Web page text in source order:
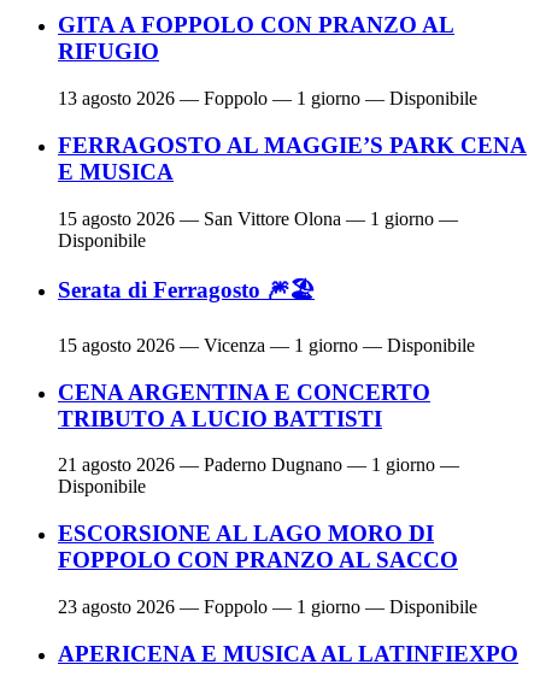
GITA A FOPPOLO CON PRANZO AL
RIFUGIO
13 agosto 2026 — Foppolo — 1 giorno — Disponibile
FERRAGOSTO AL MAGGIE’S PARK CENA
E MUSICA
15 agosto 2026 — San Vittore Olona — 1 giorno —
Disponibile
Serata di Ferragosto 🎆🏖
15 agosto 2026 — Vicenza — 1 giorno — Disponibile
CENA ARGENTINA E CONCERTO
TRIBUTO A LUCIO BATTISTI
21 agosto 2026 — Paderno Dugnano — 1 giorno —
Disponibile
ESCORSIONE AL LAGO MORO DI
FOPPOLO CON PRANZO AL SACCO
23 agosto 2026 — Foppolo — 1 giorno — Disponibile
APERICENA E MUSICA AL LATINFIEXPO